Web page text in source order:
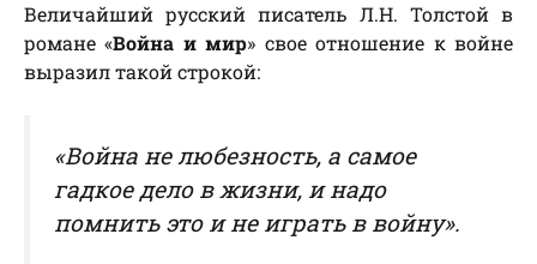
Величайший русский писатель Л.Н. Толстой в
романе «Война и мир» свое отношение к войне
выразил такой строкой:
«Война не любезность, а самое
гадкое дело в жизни, и надо
помнить это и не играть в войну».